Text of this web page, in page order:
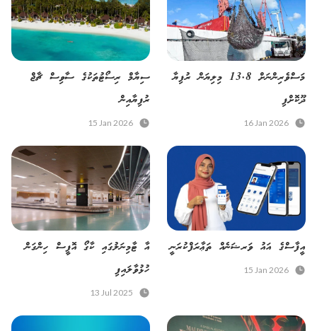
މަސްވެރިންނަށް 13.8 މިލިޔަން ރުފިޔާ
ދޫކޮށްފި
16 Jan 2026
ސިޔާމް ރިސޯޓުތަކުގެ ސާވިސް ޗާޖް
ރުފިޔާއިން
15 Jan 2026
އީފާސްގެ އައު ވަރޝަނެއް ތަޢާރަފްކުރަނީ
15 Jan 2026
އާ ޓާމިނަލުގައި ކާގޯ އޮފީސް ހިންގަން
ހުޅުވާލައިފި
13 Jul 2025